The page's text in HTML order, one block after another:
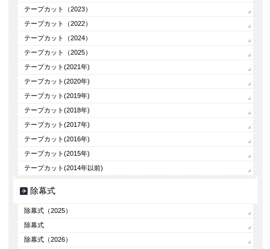
テープカット（2023）
テープカット（2022）
テープカット（2024）
テープカット（2025）
テープカット(2021年)
テープカット(2020年)
テープカット(2019年)
テープカット(2018年)
テープカット(2017年)
テープカット(2016年)
テープカット(2015年)
テープカット(2014年以前)
除幕式
除幕式（2025）
除幕式
除幕式（2026）